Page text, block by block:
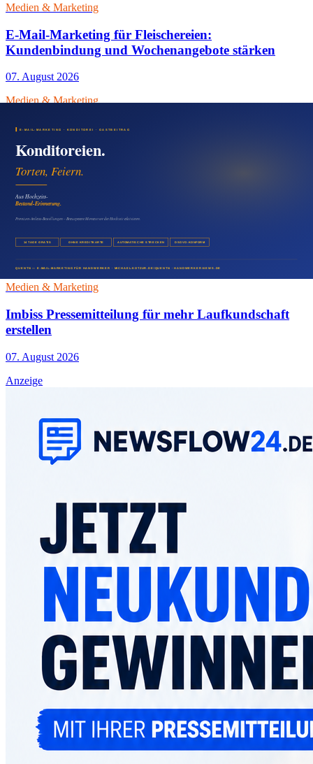
Medien & Marketing
E-Mail-Marketing für Fleischereien:
Kundenbindung und Wochenangebote stärken
07. August 2026
Medien & Marketing
Foodtruck Presseartikel für neue Standorte und
Events
07. August 2026
Medien & Marketing
Metzgereien mit E-Mail-Marketing regionale
Qualität besser vermarkten
Medien & Marketing
Imbiss Pressemitteilung für mehr Laufkundschaft
erstellen
07. August 2026
Anzeige